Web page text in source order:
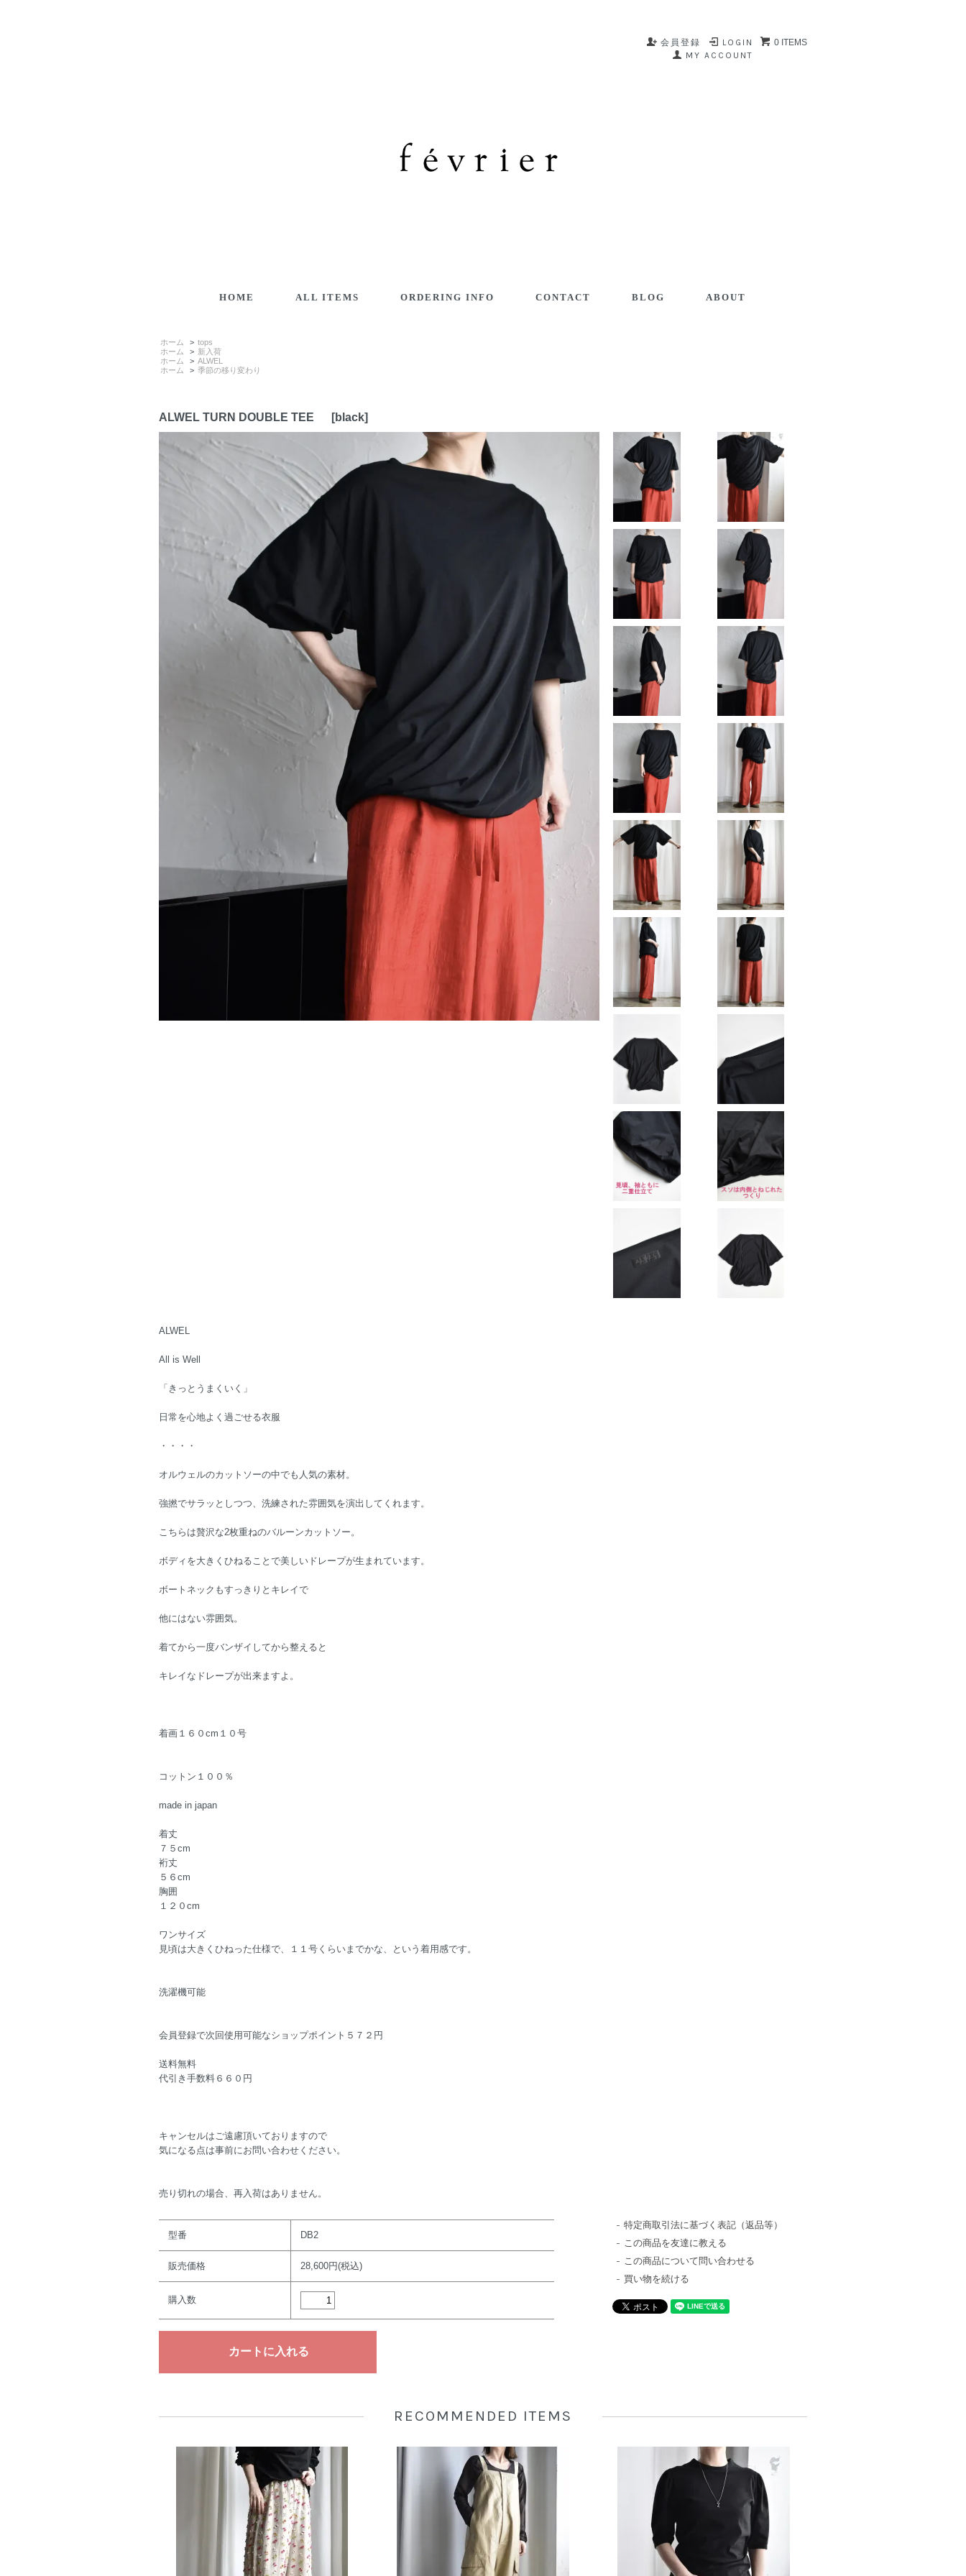
0 ITEMS
LOGIN
会員登録
MY ACCOUNT
HOME ALL ITEMS ORDERING INFO CONTACT BLOG ABOUT
ホーム > tops
ホーム
> 新入荷
ホーム
> ALWEL
ホーム
> 季節の移り変わり
ALWEL TURN DOUBLE TEE [black]
ALWEL
All is Well
「きっとうまくいく」
日常を心地よく過ごせる衣服
・・・・
オルウェルのカットソーの中でも人気の素材。
強撚でサラッとしつつ、洗練された雰囲気を演出してくれます。
こちらは贅沢な2枚重ねのバルーンカットソー。
ボディを大きくひねることで美しいドレープが生まれています。
ボートネックもすっきりとキレイで
他にはない雰囲気。
着てから一度バンザイしてから整えると
キレイなドレープが出来ますよ。
着画１６０cm１０号
コットン１００％
made in japan
着丈
７５cm
裄丈
５６cm
胸囲
１２０cm
ワンサイズ
見頃は大きくひねった仕様で、１１号くらいまでかな、という着用感です。
洗濯機可能
会員登録で次回使用可能なショップポイント５７２円
送料無料
代引き手数料６６０円
キャンセルはご遠慮頂いておりますので
気になる点は事前にお問い合わせください。
売り切れの場合、再入荷はありません。
型番 DB2
販売価格 28,600円(税込)
購入数
特定商取引法に基づく表記（返品等）
この商品を友達に教える
この商品について問い合わせる
買い物を続ける
RECOMMENDED ITEMS